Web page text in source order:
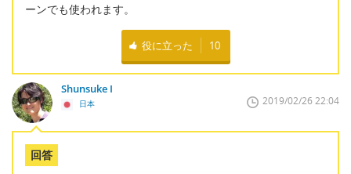
ーンでも使われます。
役に立った 10
Shunsuke I
日本 2019/02/26 22:04
回答